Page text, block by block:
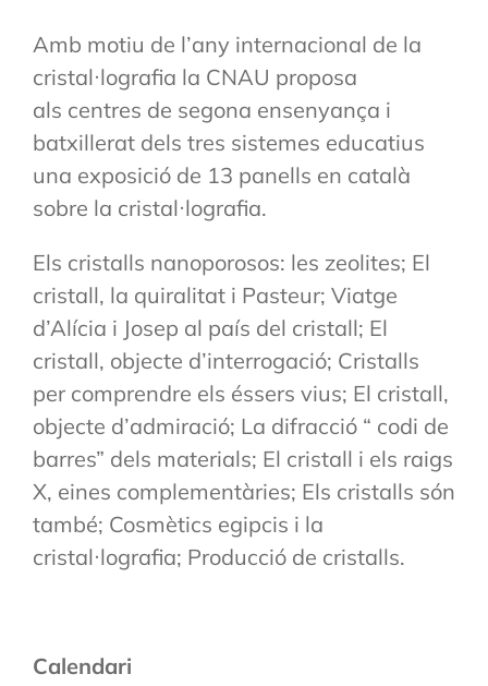
Amb motiu de l’any internacional de la
cristal·lografia la CNAU proposa
als centres de segona ensenyança i
batxillerat dels tres sistemes educatius
una exposició de 13 panells en català
sobre la cristal·lografia.
Els cristalls nanoporosos: les zeolites; El
cristall, la quiralitat i Pasteur; Viatge
d’Alícia i Josep al país del cristall; El
cristall, objecte d’interrogació; Cristalls
per comprendre els éssers vius; El cristall,
objecte d’admiració; La difracció “ codi de
barres” dels materials; El cristall i els raigs
X, eines complementàries; Els cristalls són
també; Cosmètics egipcis i la
cristal·lografia; Producció de cristalls.
Calendari